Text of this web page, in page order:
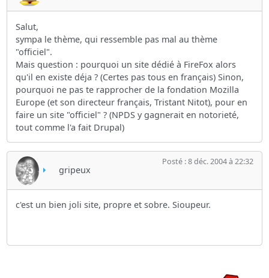
Salut,
sympa le thème, qui ressemble pas mal au thème
"officiel".
Mais question : pourquoi un site dédié à FireFox alors
qu'il en existe déja ? (Certes pas tous en français) Sinon,
pourquoi ne pas te rapprocher de la fondation Mozilla
Europe (et son directeur français, Tristant Nitot), pour en
faire un site "officiel" ? (NPDS y gagnerait en notorieté,
tout comme l'a fait Drupal)
gripeux
Posté : 8 déc. 2004 à 22:32
c'est un bien joli site, propre et sobre. Sioupeur.